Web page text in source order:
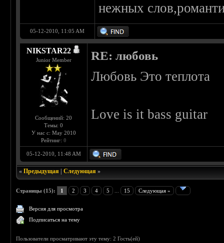
нежных
05-12-2010, 11:05 AM
NIKSTAR22
Junior Member
Сообщений: 20
Темы: 0
У нас с: May 2010
Рейтинг: 0
RE: любовь
Любовь Это теплота
Love is it bass guitar
05-12-2010, 11:48 AM
«Предыдущая |Следующая »
Страницы (15): 1 2 3 4 5 15 Следующая »
Версия для просмотра
Подписаться на тему
Пользователи просматривают эту тему: 2 Гость(ей)